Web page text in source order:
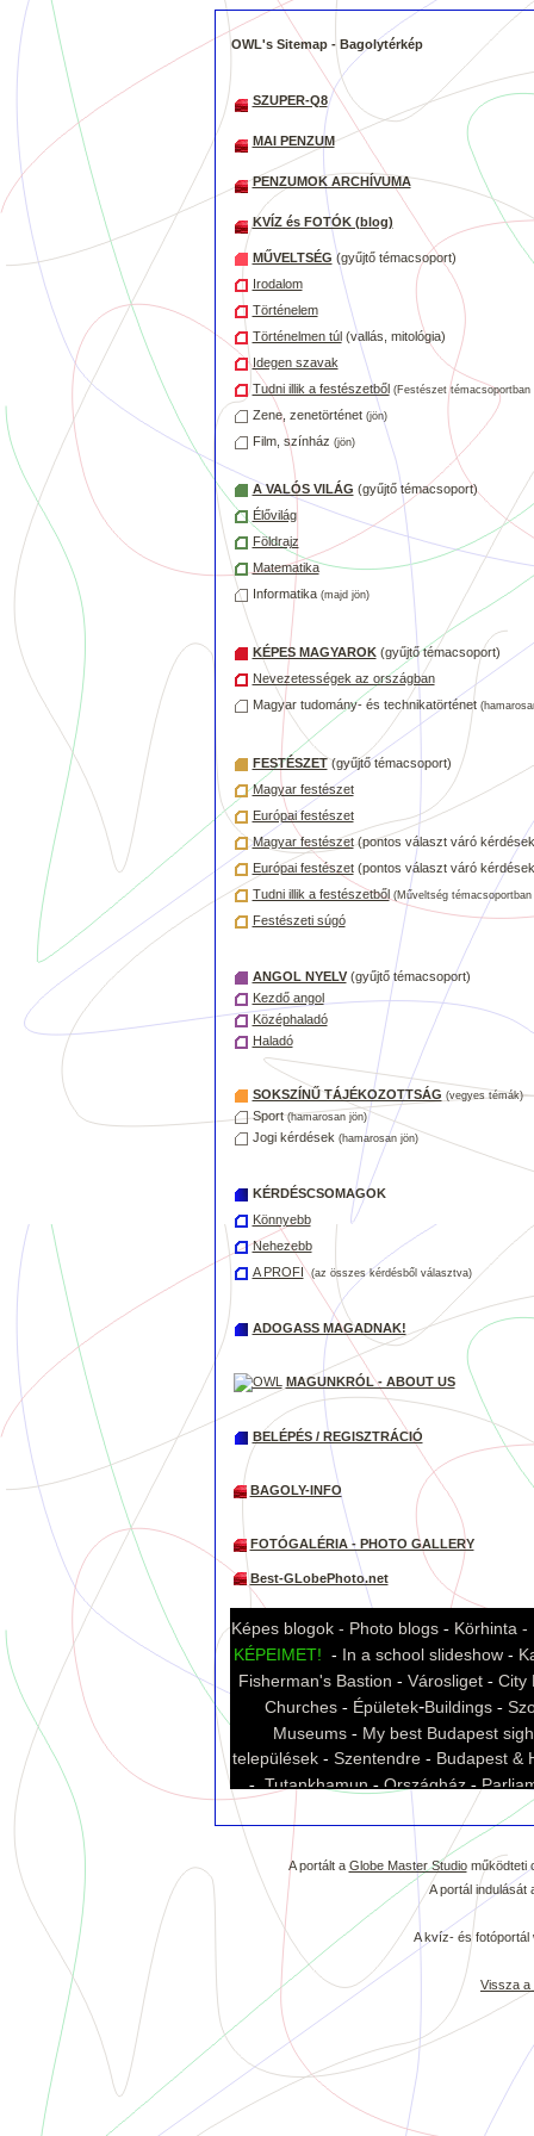
OWL's Sitemap - Bagolytérkép
SZUPER-Q8
MAI PENZUM
PENZUMOK ARCHÍVUMA
KVÍZ és FOTÓK (blog)
MŰVELTSÉG (gyűjtő témacsoport)
Irodalom
Történelem
Történelmen túl(vallás, mitológia)
Idegen szavak
Tudni illik a festészetből (Festészet témacsoportban
Zene, zenetörténet (jön)
Film, színház (jön)
A VALÓS VILÁG (gyűjtő témacsoport)
Élővilág
Földrajz
Matematika
Informatika (majd jön)
KÉPES MAGYAROK (gyűjtő témacsoport)
Nevezetességek az országban
Magyar tudomány- és technikatörténet
FESTÉSZET (gyűjtő témacsoport)
Magyar festészet
Európai festészet
Magyar festészet (pontos választ váró
Európai festészet (pontos választ váró
Tudni illik a festészetből (Műveltség
Festészeti súgó
ANGOL NYELV (gyűjtő témacsoport)
Kezdő angol
Középhaladó
Haladó
SOKSZÍNŰ TÁJÉKOZOTTSÁG (vegyes témák)
Sport(hamarosan jön)
Jogi kérdések (hamarosan jön)
KÉRDÉSCSOMAGOK
Könnyebb
Nehezebb
A PROFI
(az összes kérdésből választva)
ADOGASS MAGADNAK!
MAGUNKRÓL - ABOUT US
BELÉPÉS / REGISZTRÁCIÓ
BAGOLY-INFO
FOTÓGALÉRIA - PHOTO GALLERY
Best-GLobePhoto.net
A portált a Globe Master Studioműködteti
A portál indulását
A kvíz- és
Vissza a